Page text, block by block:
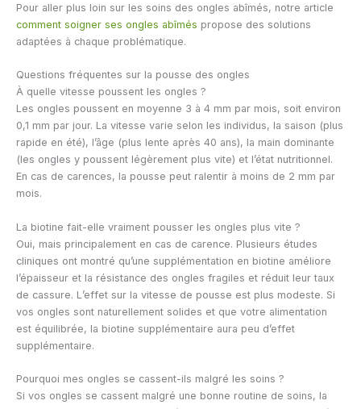
Pour aller plus loin sur les soins des ongles abîmés, notre article
comment soigner ses ongles abîmés propose des solutions
adaptées à chaque problématique.
Questions fréquentes sur la pousse des ongles
À quelle vitesse poussent les ongles ?
Les ongles poussent en moyenne 3 à 4 mm par mois, soit environ
0,1 mm par jour. La vitesse varie selon les individus, la saison (plus
rapide en été), l’âge (plus lente après 40 ans), la main dominante
(les ongles y poussent légèrement plus vite) et l’état nutritionnel.
En cas de carences, la pousse peut ralentir à moins de 2 mm par
mois.
La biotine fait-elle vraiment pousser les ongles plus vite ?
Oui, mais principalement en cas de carence. Plusieurs études
cliniques ont montré qu’une supplémentation en biotine améliore
l’épaisseur et la résistance des ongles fragiles et réduit leur taux
de cassure. L’effet sur la vitesse de pousse est plus modeste. Si
vos ongles sont naturellement solides et que votre alimentation
est équilibrée, la biotine supplémentaire aura peu d’effet
supplémentaire.
Pourquoi mes ongles se cassent-ils malgré les soins ?
Si vos ongles se cassent malgré une bonne routine de soins, la